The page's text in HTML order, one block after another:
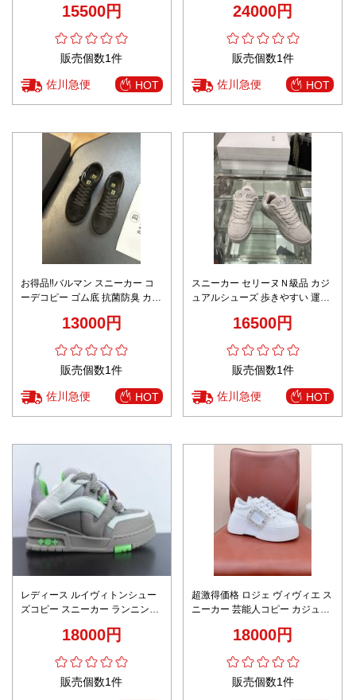
15500円
販売個数1件
佐川急便 HOT
シンプル ホワイト
24000円
販売個数1件
佐川急便 HOT
お得品‼バルマン スニーカー コ
ーデコピー ゴム底 抗菌防臭 カジ
13000円
販売個数1件
佐川急便 HOT
スニーカー セリーヌＮ級品 カジ
ュアルシューズ 歩きやすい 運動
16500円
販売個数1件
佐川急便 HOT
レディース ルイヴィトンシュー
ズコピー スニーカー ランニング
G8S7H グレイ18000円
販売個数1件
超激得価格 ロジェ ヴィヴィエ ス
ニーカー 芸能人コピー カジュア
18000円
販売個数1件